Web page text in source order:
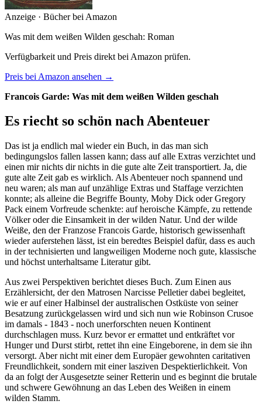
Anzeige · Bücher bei Amazon
Was mit dem weißen Wilden geschah: Roman
Verfügbarkeit und Preis direkt bei Amazon prüfen.
Preis bei Amazon ansehen →
Francois Garde: Was mit dem weißen Wilden geschah
Es riecht so schön nach Abenteuer
Das ist ja endlich mal wieder ein Buch, in das man sich
bedingungslos fallen lassen kann; dass auf alle Extras verzichtet und
einen mir nichts dir nichts in die gute alte Zeit transportiert. Ja, die
gute alte Zeit gab es wirklich. Als Abenteuer noch spannend und
neu waren; als man auf unzählige Extras und Staffage verzichten
konnte; als alleine die Begriffe Bounty, Moby Dick oder Gregory
Pack einem Vorfreude schenkte: auf heroische Kämpfe, zu rettende
Völker oder die Einsamkeit in der wilden Natur. Und der wilde
Weiße, den der Franzose Francois Garde, historisch gewissenhaft
wieder auferstehen lässt, ist ein beredtes Beispiel dafür, dass es auch
in der technisierten und langweiligen Moderne noch gute, klassische
und höchst unterhaltsame Literatur gibt.
Aus zwei Perspektiven berichtet dieses Buch. Zum Einen aus
Erzählersicht, der den Matrosen Narcisse Pelletier dabei begleitet,
wie er auf einer Halbinsel der australischen Ostküste von seiner
Besatzung zurückgelassen wird und sich nun wie Robinson Crusoe
im damals - 1843 - noch unerforschten neuen Kontinent
durchschlagen muss. Kurz bevor er ermattet und entkräftet vor
Hunger und Durst stirbt, rettet ihn eine Eingeborene, in dem sie ihn
versorgt. Aber nicht mit einer dem Europäer gewohnten caritativen
Freundlichkeit, sondern mit einer lasziven Despektierlichkeit. Von
da an folgt der Ausgesetzte seiner Retterin und es beginnt die brutale
und schwere Gewöhnung an das Leben des Weißen in einem
wilden Stamm.